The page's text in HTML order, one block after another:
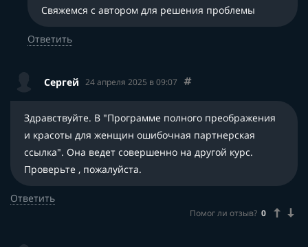
Свяжемся с автором для решения проблемы
Ответить
Сергей 24 апреля 2025 в 09:07
Здравствуйте. В "Программе полного преображения
и красоты для женщин ошибочная партнерская
ссылка". Она ведет совершенно на другой курс.
Проверьте , пожалуйста.
Ответить
Помог ли отзыв? 0